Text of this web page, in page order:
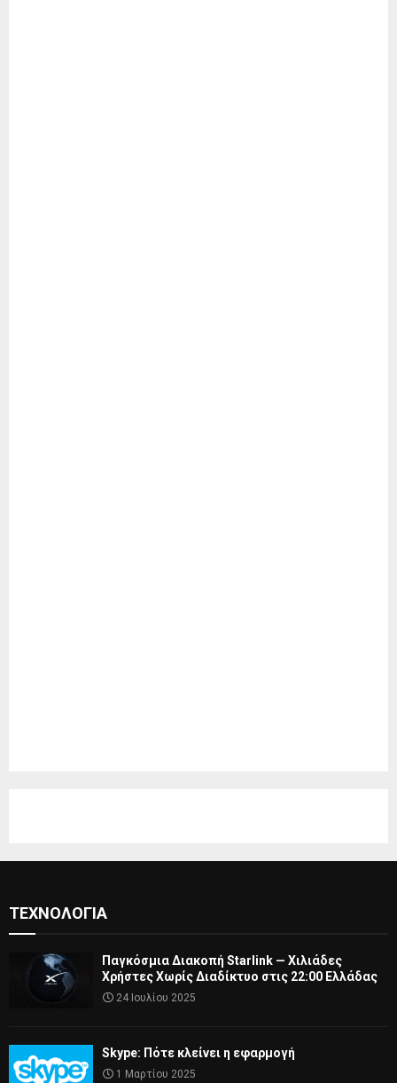
ΤΕΧΝΟΛΟΓΊΑ
Παγκόσμια Διακοπή Starlink — Χιλιάδες
Χρήστες Χωρίς Διαδίκτυο στις 22:00 Ελλάδας
24 Ιουλίου 2025
Skype: Πότε κλείνει η εφαρμογή
1 Μαρτίου 2025